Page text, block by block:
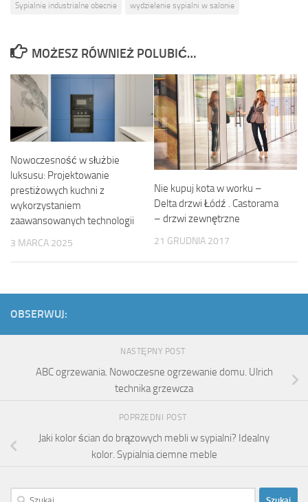
Sypialnie industrialne obecnie
wydzielenie sypialni w salonie
MOŻESZ RÓWNIEŻ POLUBIĆ…
Nowoczesność w służbie
luksusu: Projektowanie
prestiżowych kuchni z
wykorzystaniem
zaawansowanych technologii
3 MARCA 2025
Nie kupuj kota w worku –
Delta drzwi Łódź . Castorama
– drzwi zewnętrzne
21 GRUDNIA 2017
OBSERWUJ:
NASTĘPNY POST
ABC ogrzewania. Nowoczesne ogrzewanie domu. Ulrich
technika grzewcza
POPRZEDNI POST
Jaki kolor ścian do brązowych mebli w sypialni? Idealny
kolor. Sypialnia ciemne meble
Szukaj: